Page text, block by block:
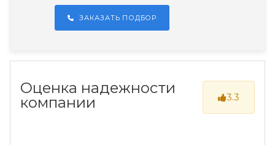
ЗАКАЗАТЬ ПОДБОР
Оценка надежности
компании
3.3